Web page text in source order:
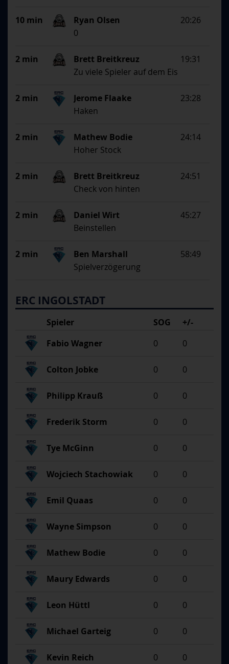
10 min 20:26
Ryan Olsen
0
2 min 19:31
Brett Breitkreuz
Zu viele Spieler auf dem Eis
2 min 23:28
Jerome Flaake
Haken
2 min 24:14
Mathew Bodie
Hoher Stock
2 min 24:51
Brett Breitkreuz
Check von hinten
2 min 45:27
Daniel Wirt
Beinstellen
2 min 58:49
Ben Marshall
Spielverzögerung
ERC INGOLSTADT
Spieler SOG
+/-
Fabio Wagner
0 0
Colton Jobke 0 0
Philipp Krauß 0 0
Frederik Storm 0 0
Tye McGinn 0 0
Wojciech Stachowiak 0 0
Emil Quaas 0 0
Wayne Simpson 0 0
Mathew Bodie 0 0
Maury Edwards 0 0
Leon Hüttl 0 0
Michael Garteig 0 0
Kevin Reich 0 0